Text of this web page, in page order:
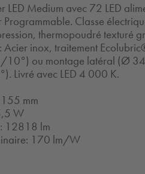
LED Medium avec 72 LED
Classe
thermopoudré texturé
Acier inox, traitement
10°) ou montage latéral (Ø
avec LED 4 000 K.
mm
W
12818 lm
170 lm/W